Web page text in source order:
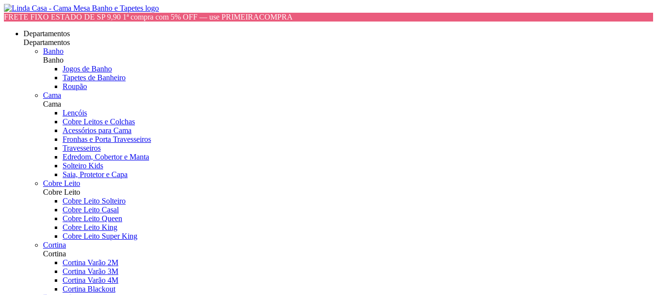
FRETE FIXO ESTADO DE SP 9,90 1ª compra com 5% OFF — use PRIMEIRACOMPRA
Departamentos
Departamentos
Banho
Banho
Jogos de Banho
Tapetes de Banheiro
Roupão
Cama
Cama
Lençóis
Cobre Leitos e Colchas
Acessórios para Cama
Fronhas e Porta Travesseiros
Travesseiros
Edredom, Cobertor e Manta
Solteiro Kids
Saia, Protetor e Capa
Cobre Leito
Cobre Leito
Cobre Leito Solteiro
Cobre Leito Casal
Cobre Leito Queen
Cobre Leito King
Cobre Leito Super King
Cortina
Cortina
Cortina Varão 2M
Cortina Varão 3M
Cortina Varão 4M
Cortina Blackout